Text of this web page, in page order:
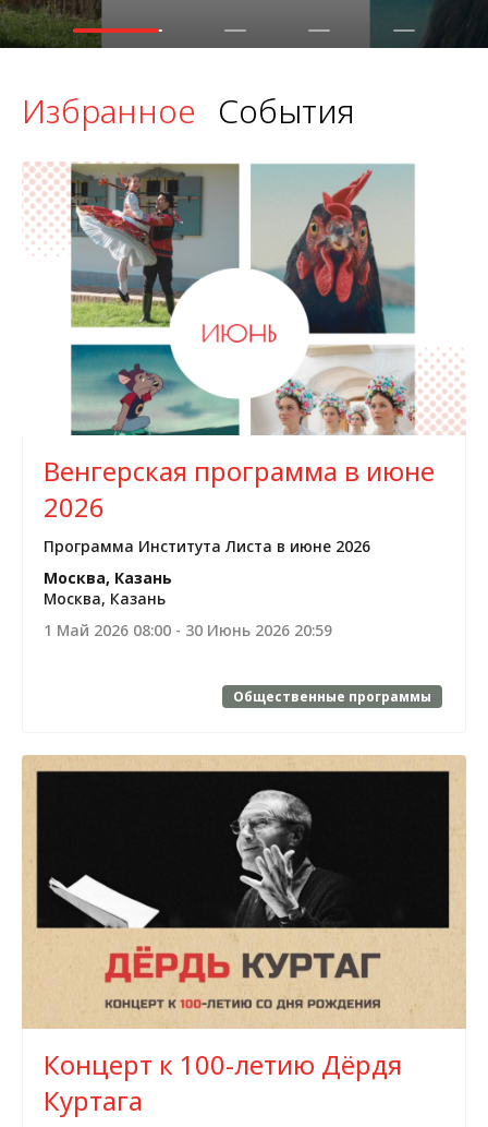
Избранное События
Венгерская программа в июне
2026
Программа Института Листа в июне 2026
Москва, Казань
Москва, Казань
1 Май 2026 08:00 - 30 Июнь 2026 20:59
Общественные программы
Концерт к 100-летию Дёрдя
Куртага